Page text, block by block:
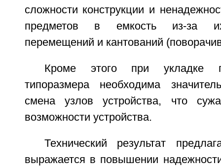
сложности конструкции и
предметов в емкость из-за их
перемещений и кантований
Кроме этого при укладке
типоразмера необходима
смена узлов устройства, что
возможности устройства.
Технический результат
выражается в повышении